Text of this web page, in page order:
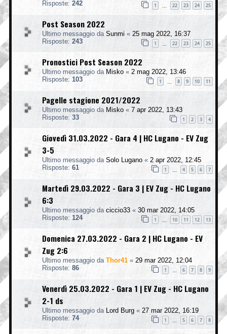
Risposte: 242 1 22 23 24 25
Post Season 2022
Ultimo messaggio da Sunmi « 25 mag 2022, 16:37
Risposte: 243 1 22 23 24 25
Pronostici Post Season 2022
Ultimo messaggio da Misko « 2 mag 2022, 13:46
Risposte: 103 1 8 9 10 11
Pagelle stagione 2021/2022
Ultimo messaggio da Misko « 7 apr 2022, 13:43
Risposte: 33 1 2 3 4
Giovedì 31.03.2022 - Gara 4 | HC Lugano - EV Zug
3-5
Ultimo messaggio da Solo Lugano « 2 apr 2022, 12:45
Risposte: 61 1 4 5 6 7
Martedì 29.03.2022 - Gara 3 | EV Zug - HC Lugano
6:3
Ultimo messaggio da ciccio33 « 30 mar 2022, 14:05
Risposte: 124 1 10 11 12 13
Domenica 27.03.2022 - Gara 2 | HC Lugano - EV
Zug 2:6
Ultimo messaggio da Thor41 « 29 mar 2022, 12:04
Risposte: 86 1 6 7 8 9
Venerdì 25.03.2022 - Gara 1 | EV Zug - HC Lugano
2-1 ds
Ultimo messaggio da Lord Burg « 27 mar 2022, 16:19
Risposte: 74 1 5 6 7 8